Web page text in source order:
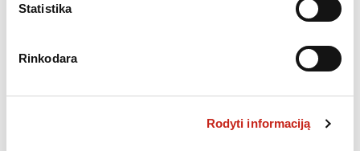
Statistika
Rinkodara
Rodyti informaciją